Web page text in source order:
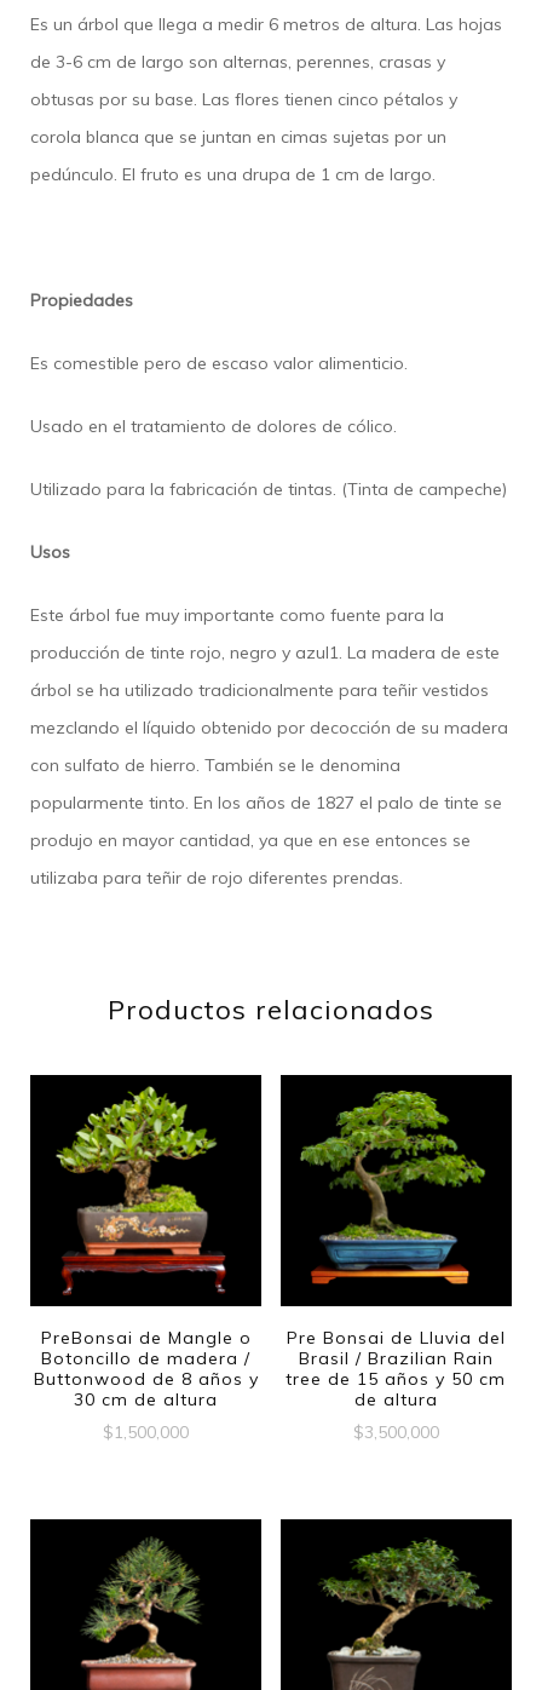
Es un árbol que llega a medir 6 metros de altura. Las hojas
de 3-6 cm de largo son alternas, perennes, crasas y
obtusas por su base. Las flores tienen cinco pétalos y
corola blanca que se juntan en cimas sujetas por un
pedúnculo. El fruto es una drupa de 1 cm de largo.
Propiedades
Es comestible pero de escaso valor alimenticio.
Usado en el tratamiento de dolores de cólico.
Utilizado para la fabricación de tintas. (Tinta de campeche)
Usos
Este árbol fue muy importante como fuente para la
producción de tinte rojo, negro y azul1​. La madera de este
árbol se ha utilizado tradicionalmente para teñir vestidos
mezclando el líquido obtenido por decocción de su madera
con sulfato de hierro. También se le denomina
popularmente tinto. En los años de 1827 el palo de tinte se
produjo en mayor cantidad, ya que en ese entonces se
utilizaba para teñir de rojo diferentes prendas.
Productos relacionados
PreBonsai de Mangle o
Botoncillo de madera /
Buttonwood de 8 años y
30 cm de altura
$1,500,000
Pre Bonsai de Lluvia del
Brasil / Brazilian Rain
tree de 15 años y 50 cm
de altura
$3,500,000